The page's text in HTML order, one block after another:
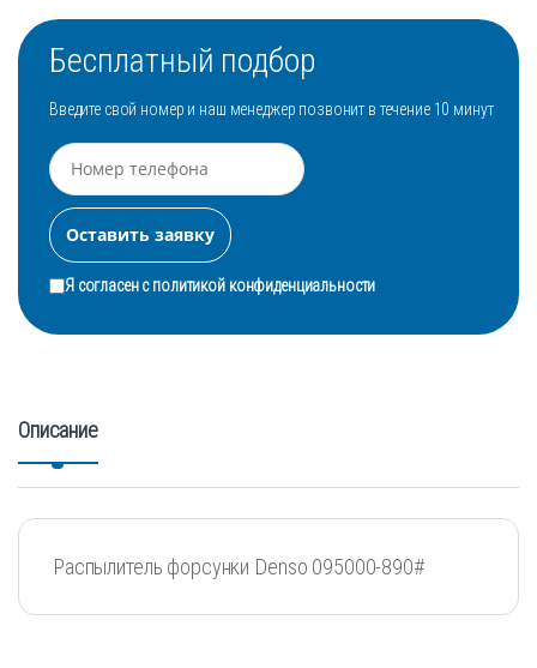
Бесплатный подбор
Введите свой номер и наш менеджер позвонит в течение 10 минут
Я согласен сполитикой конфиденциальности
Описание
Распылитель форсунки Denso 095000-890#